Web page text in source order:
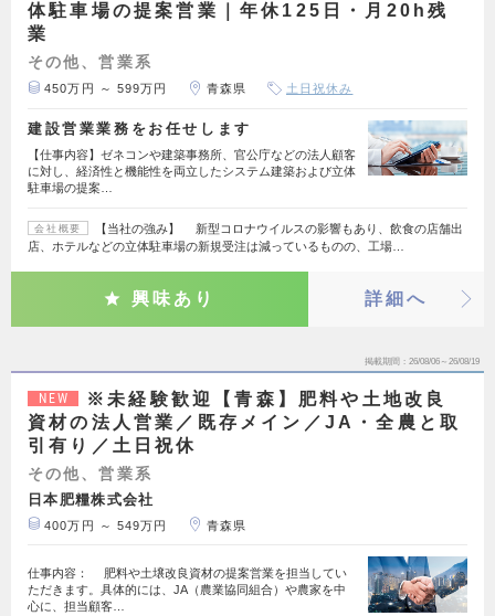
体駐車場の提案営業｜年休125日・月20h残
業
その他、営業系
450万円 ～ 599万円 青森県 土日祝休み
建設営業業務をお任せします
【仕事内容】ゼネコンや建築事務所、官公庁などの法人顧客
に対し、経済性と機能性を両立したシステム建築および立体
駐車場の提案…
会社概要
【当社の強み】 新型コロナウイルスの影響もあり、飲食の店舗出
店、ホテルなどの立体駐車場の新規受注は減っているものの、工場…
興味あり 詳細へ
掲載期間 26/08/06～26/08/19
NEW
※未経験歓迎【青森】肥料や土地改良
資材の法人営業／既存メイン／JA・全農と取
引有り／土日祝休
その他、営業系
日本肥糧株式会社
400万円 ～ 549万円 青森県
仕事内容： 肥料や土壌改良資材の提案営業を担当してい
ただきます。具体的には、JA（農業協同組合）や農家を中
心に、担当顧客…